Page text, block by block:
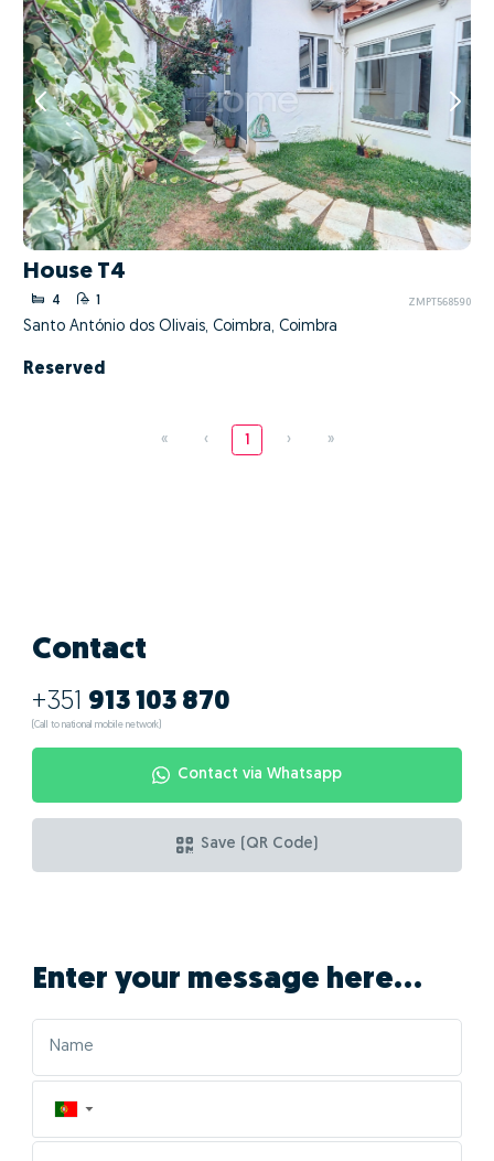
House T4
4 1 ZMPT568590
Santo António dos Olivais, Coimbra, Coimbra
Reserved
« ‹ 1 › »
Contact
+351 913 103 870
(Call to national mobile network)
Contact via Whatsapp
Save (QR Code)
Enter your message here...
▼